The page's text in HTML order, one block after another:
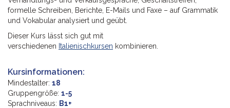
formelle Schreiben, Berichte, E-Mails und Faxe – auf Grammatik
und Vokabular analysiert und geübt.
Dieser Kurs lässt sich gut mit
verschiedenen Italienischkursen kombinieren.
Kursinformationen:
Mindestalter: 18
Gruppengröße: 1-5
Sprachniveaus: B1+